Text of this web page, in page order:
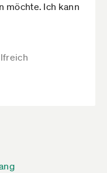
möchte. Ich kann